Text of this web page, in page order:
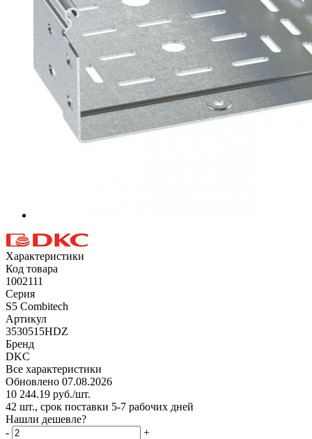
Характеристики
Код товара
1002111
Серия
S5 Combitech
Артикул
3530515HDZ
Бренд
DKC
Все характеристики
Обновлено 07.08.2026
10 244.19 руб./шт.
42 шт., срок поставки 5-7 рабочих дней
Нашли дешевле?
-
+